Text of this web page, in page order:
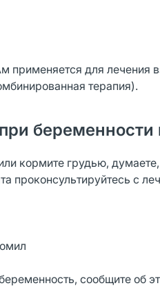
для лечения
терапия).
кормите грудью,
проконсультируйтесь с
сообщите об